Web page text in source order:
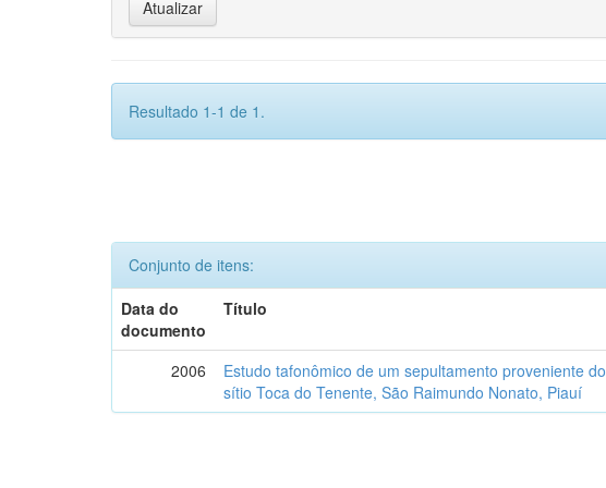
Resultado 1-1 de 1.
Conjunto de itens:
Data do
documento
Título
2006
Estudo tafonômico de um sepultamento proveniente do
sítio Toca do Tenente, São Raimundo Nonato, Piauí